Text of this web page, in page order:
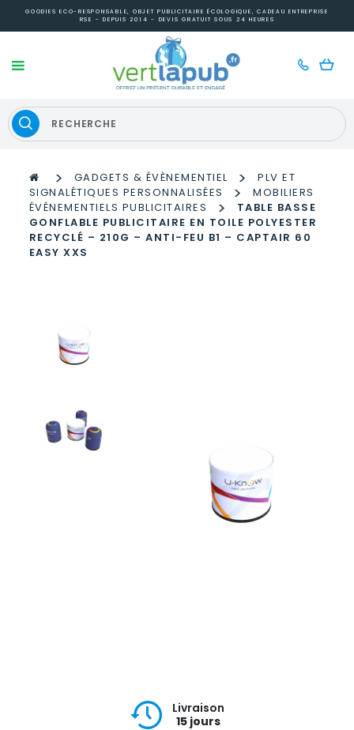
GOODIES ECO-RESPONSABLE, OBJET PUBLICITAIRE ÉCOLOGIQUE, CADEAU ENTREPRISE
RSE - DEPUIS 2014 - DEVIS GRATUIT SOUS 24 HEURES
> GADGETS & ÉVÈNEMENTIEL >
PLV ET
SIGNALÉTIQUES PERSONNALISÉES
>
MOBILIERS
ÉVÉNEMENTIELS PUBLICITAIRES
>
TABLE BASSE
GONFLABLE PUBLICITAIRE EN TOILE POLYESTER
RECYCLÉ – 210G – ANTI-FEU B1 – CAPTAIR 60
EASY XXS
Livraison
15 jours